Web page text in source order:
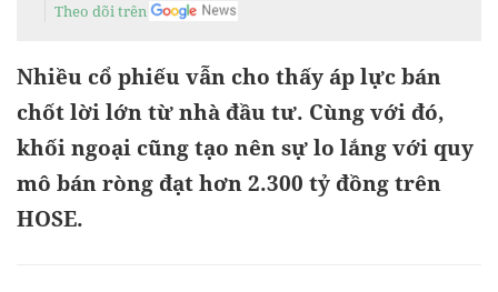
Theo dõi trên
Nhiều cổ phiếu vẫn cho thấy áp lực bán
chốt lời lớn từ nhà đầu tư. Cùng với đó,
khối ngoại cũng tạo nên sự lo lắng với quy
mô bán ròng đạt hơn 2.300 tỷ đồng trên
HOSE.